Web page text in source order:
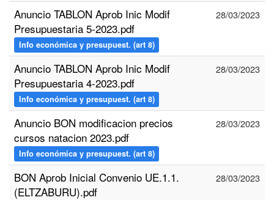
Anuncio TABLON Aprob Inic Modif
Presupuestaria 5-2023.pdf
Info económica y presupuest. (art 8)
28/03/2023
Anuncio TABLON Aprob Inic Modif
Presupuestaria 4-2023.pdf
Info económica y presupuest. (art 8)
28/03/2023
Anuncio BON modificacion precios
cursos natacion 2023.pdf
Info económica y presupuest. (art 8)
28/03/2023
BON Aprob Inicial Convenio UE.1.1.
(ELTZABURU).pdf
28/03/2023